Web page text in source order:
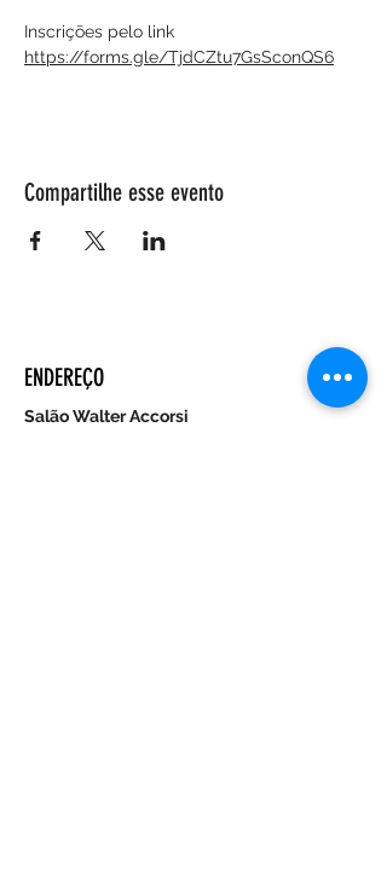
Inscrições pelo link
https://forms.gle/TjdCZtu7GsSconQS6
Compartilhe esse evento
ENDEREÇO
Salão Walter Accorsi